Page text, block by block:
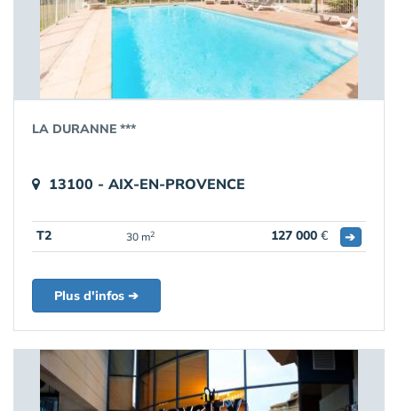
LA DURANNE ***
13100 - AIX-EN-PROVENCE
T2 30 m2 127 000 € ➔
Plus d'infos ➔